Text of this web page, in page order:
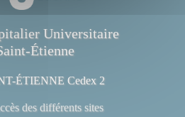
Universitaire
Étienne
ÉTIENNE Cedex 2
des différents sites